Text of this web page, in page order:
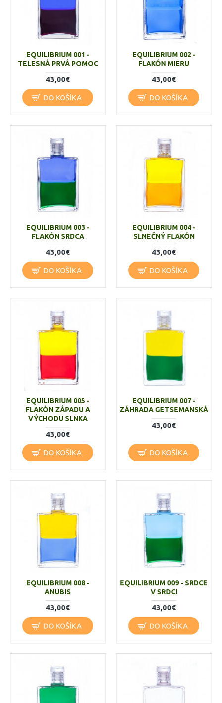
EQUILIBRIUM 001 -
TELESNÁ PRVÁ POMOC
43,00€
DO KOŠÍKA
EQUILIBRIUM 002 -
FLAKÓN MIERU
43,00€
DO KOŠÍKA
EQUILIBRIUM 003 -
FLAKÓN SRDCA
43,00€
DO KOŠÍKA
EQUILIBRIUM 004 -
SLNEČNÝ FLAKÓN
43,00€
DO KOŠÍKA
EQUILIBRIUM 005 -
FLAKÓN ZÁPADU A
VÝCHODU SLNKA
43,00€
DO KOŠÍKA
EQUILIBRIUM 007 -
ZÁHRADA GETSEMANSKÁ
43,00€
DO KOŠÍKA
EQUILIBRIUM 008 -
ANUBIS
43,00€
DO KOŠÍKA
EQUILIBRIUM 009 - SRDCE
V SRDCI
43,00€
DO KOŠÍKA